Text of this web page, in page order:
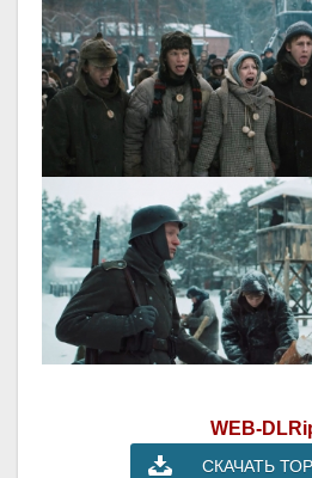
WEB-
СКАЧАТЬ